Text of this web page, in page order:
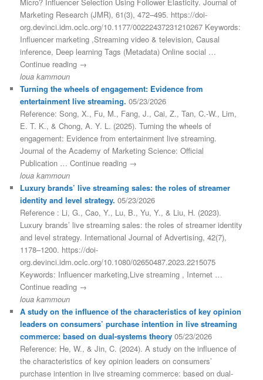
Marketing Research (JMR), 61(3), 472–495. https://doi-
org.devinci.idm.oclc.org/10.1177/00222437231210267 Keywords:
Influencer marketing ,Streaming video & television, Causal
inference, Deep learning Tags (Metadata) Online social …
Continue reading →
loua kammoun
Turning the wheels of engagement: Evidence from
entertainment live streaming. 05/23/2026
Reference: Song, X., Fu, M., Fang, J., Cai, Z., Tan, C.-W., Lim,
E. T. K., & Chong, A. Y. L. (2025). Turning the wheels of
engagement: Evidence from entertainment live streaming.
Journal of the Academy of Marketing Science: Official
Publication … Continue reading →
loua kammoun
Luxury brands’ live streaming sales: the roles of streamer
identity and level strategy. 05/23/2026
Reference : Li, G., Cao, Y., Lu, B., Yu, Y., & Liu, H. (2023).
Luxury brands’ live streaming sales: the roles of streamer identity
and level strategy. International Journal of Advertising, 42(7),
1178–1200. https://doi-
org.devinci.idm.oclc.org/10.1080/02650487.2023.2215075
Keywords: Influencer marketing,Live streaming , Internet …
Continue reading →
loua kammoun
A study on the influence of the characteristics of key opinion
leaders on consumers’ purchase intention in live streaming
commerce: based on dual-systems theory 05/23/2026
Reference: He, W., & Jin, C. (2024). A study on the influence of
the characteristics of key opinion leaders on consumers’
purchase intention in live streaming commerce: based on dual-